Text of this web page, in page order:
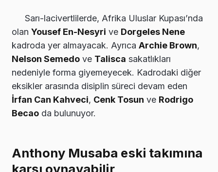
Sarı-lacivertlilerde, Afrika Uluslar Kupası’nda
olan Yousef En-Nesyri ve Dorgeles Nene
kadroda yer almayacak. Ayrıca Archie Brown,
Nelson Semedo ve Talisca sakatlıkları
nedeniyle forma giyemeyecek. Kadrodaki diğer
eksikler arasında disiplin süreci devam eden
İrfan Can Kahveci, Cenk Tosun ve Rodrigo
Becao da bulunuyor.
Anthony Musaba eski takımına
karşı oynayabilir